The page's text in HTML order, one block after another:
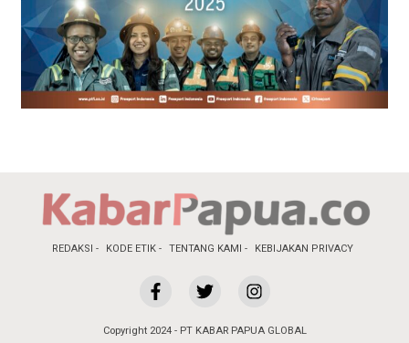
REDAKSI KODE ETIK TENTANG KAMI KEBIJAKAN PRIVACY
Copyright 2024 - PT KABAR PAPUA GLOBAL